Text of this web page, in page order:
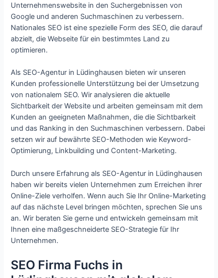
Unternehmenswebsite in den Suchergebnissen von
Google und anderen Suchmaschinen zu verbessern.
Nationales SEO ist eine spezielle Form des SEO, die darauf
abzielt, die Webseite für ein bestimmtes Land zu
optimieren.
Als SEO-Agentur in Lüdinghausen bieten wir unseren
Kunden professionelle Unterstützung bei der Umsetzung
von nationalem SEO. Wir analysieren die aktuelle
Sichtbarkeit der Website und arbeiten gemeinsam mit dem
Kunden an geeigneten Maßnahmen, die die Sichtbarkeit
und das Ranking in den Suchmaschinen verbessern. Dabei
setzen wir auf bewährte SEO-Methoden wie Keyword-
Optimierung, Linkbuilding und Content-Marketing.
Durch unsere Erfahrung als SEO-Agentur in Lüdinghausen
haben wir bereits vielen Unternehmen zum Erreichen ihrer
Online-Ziele verholfen. Wenn auch Sie Ihr Online-Marketing
auf das nächste Level bringen möchten, sprechen Sie uns
an. Wir beraten Sie gerne und entwickeln gemeinsam mit
Ihnen eine maßgeschneiderte SEO-Strategie für Ihr
Unternehmen.
SEO Firma Fuchs in